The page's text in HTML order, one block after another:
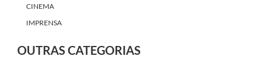
CINEMA
IMPRENSA
OUTRAS CATEGORIAS